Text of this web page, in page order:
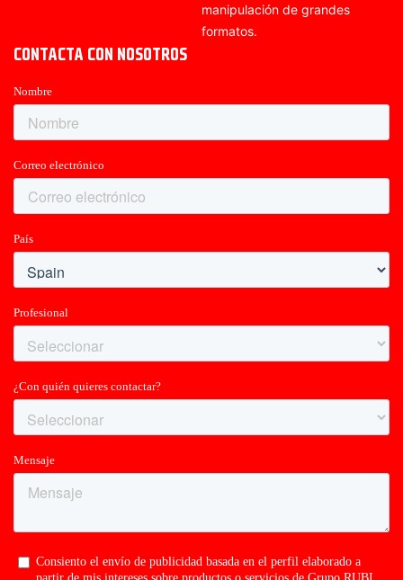
manipulación de grandes
formatos.
CONTACTA CON NOSOTROS